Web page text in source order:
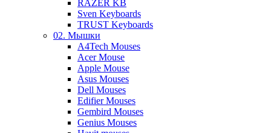
RAZER KB
Sven Keyboards
TRUST Keyboards
02. Мышки
A4Tech Mouses
Acer Mouse
Apple Mouse
Asus Mouses
Dell Mouses
Edifier Mouses
Gembird Mouses
Genius Mouses